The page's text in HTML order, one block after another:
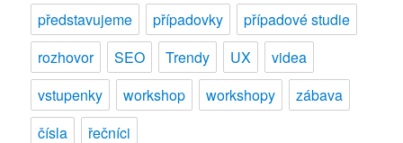
představujeme
případovky
případové studie
rozhovor
SEO Trendy UX
videa
vstupenky
workshop workshopy
zábava
čísla
řečníci